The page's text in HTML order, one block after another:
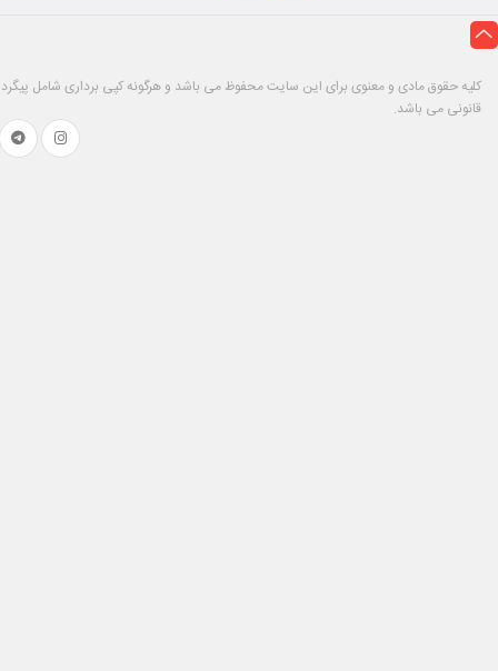
کلیه حقوق مادی و معنوی برای این سایت محفوظ می باشد و هرگونه کپی برداری شامل پیگرد
قانونی می باشد.